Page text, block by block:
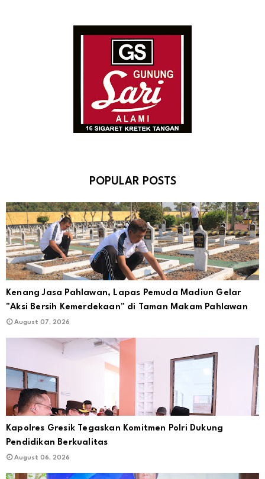
POPULAR POSTS
Kenang Jasa Pahlawan, Lapas Pemuda Madiun Gelar
"Aksi Bersih Kemerdekaan" di Taman Makam Pahlawan
August 07, 2026
Kapolres Gresik Tegaskan Komitmen Polri Dukung
Pendidikan Berkualitas
August 06, 2026